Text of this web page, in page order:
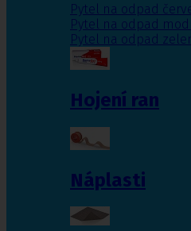
Pytel na odpad
Pytel na odpad
Pytel na odpad
Hojení ran
Náplasti